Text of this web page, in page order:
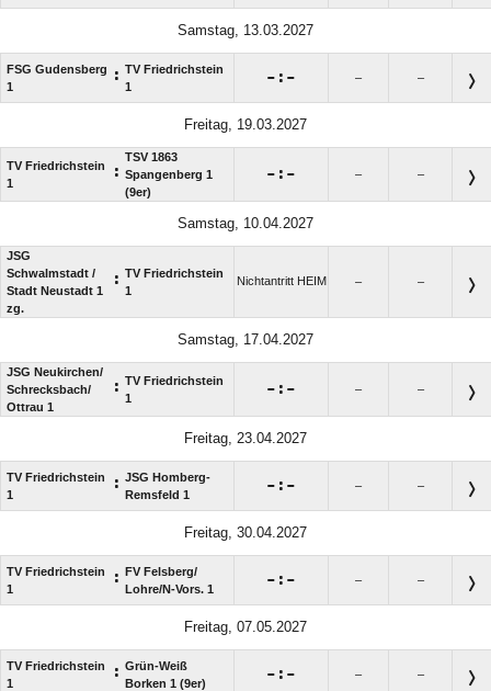
Samstag, 13.03.2027
FSG Gudensberg
1
: TV Friedrichstein
1
 :  – –
Freitag, 19.03.2027
TV Friedrichstein
1
:
TSV 1863
Spangenberg 1
(9er)
 :  – –
Samstag, 10.04.2027
JSG
Schwalmstadt /​
Stadt Neustadt 1
zg.
: TV Friedrichstein
1
Nichtantritt HEIM – –
Samstag, 17.04.2027
JSG Neukirchen/​
Schrecksbach/​
Ottrau 1
: TV Friedrichstein
1
 :  – –
Freitag, 23.04.2027
TV Friedrichstein
1
: JSG Homberg-
Remsfeld 1
 :  – –
Freitag, 30.04.2027
TV Friedrichstein
1
: FV Felsberg/​
Lohre/​N-Vors. 1
 :  – –
Freitag, 07.05.2027
TV Friedrichstein
1
: Grün-Weiß
Borken 1 (9er)
 :  – –